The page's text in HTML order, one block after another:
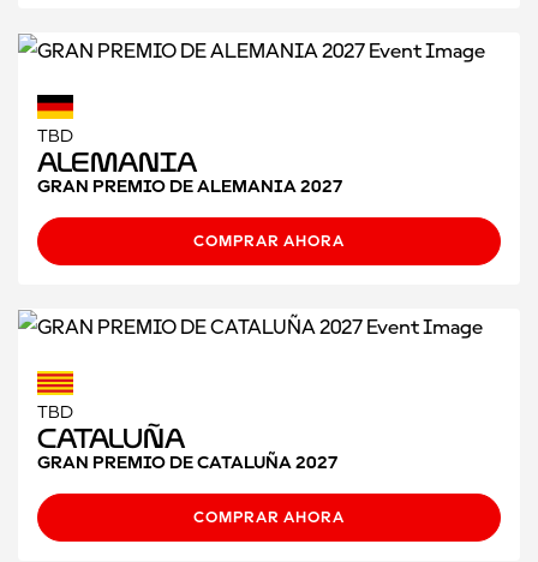
TBD
Alemania
GRAN PREMIO DE ALEMANIA 2027
COMPRAR AHORA
TBD
CATALUÑA
GRAN PREMIO DE CATALUÑA 2027
COMPRAR AHORA